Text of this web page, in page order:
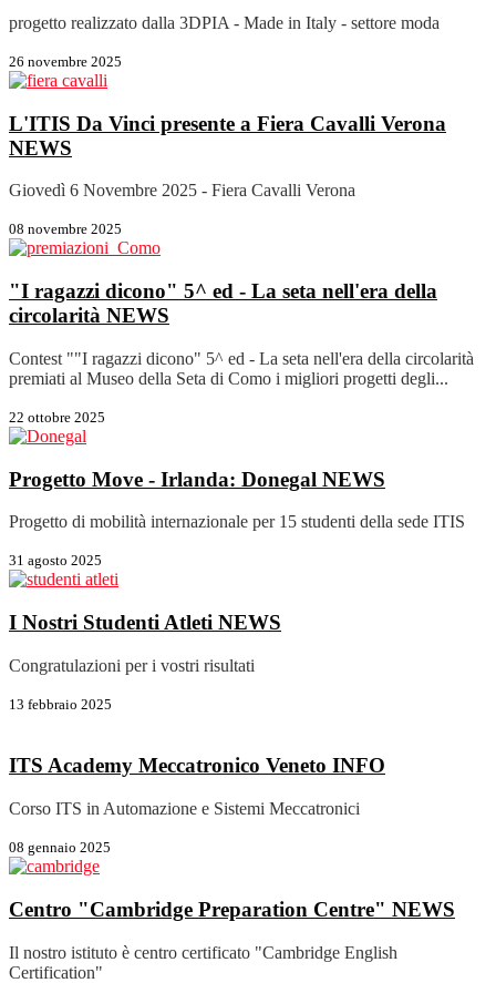
progetto realizzato dalla 3DPIA - Made in Italy - settore moda
26 novembre 2025
L'ITIS Da Vinci presente a Fiera Cavalli Verona
NEWS
Giovedì 6 Novembre 2025 - Fiera Cavalli Verona
08 novembre 2025
"I ragazzi dicono" 5^ ed - La seta nell'era della
circolarità NEWS
Contest ""I ragazzi dicono" 5^ ed - La seta nell'era della circolarità
premiati al Museo della Seta di Como i migliori progetti degli...
22 ottobre 2025
Progetto Move - Irlanda: Donegal NEWS
Progetto di mobilità internazionale per 15 studenti della sede ITIS
31 agosto 2025
I Nostri Studenti Atleti NEWS
Congratulazioni per i vostri risultati
13 febbraio 2025
ITS Academy Meccatronico Veneto INFO
Corso ITS in Automazione e Sistemi Meccatronici
08 gennaio 2025
Centro "Cambridge Preparation Centre" NEWS
Il nostro istituto è centro certificato "Cambridge English
Certification"